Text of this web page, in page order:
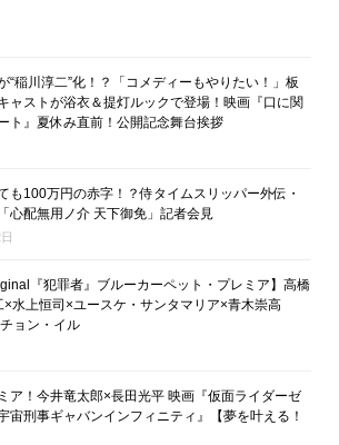
“稲川淳二”化！？「コメディーもやりたい！」板
ャストが浴衣＆提灯ルックで登場！映画『口に関
ト』夏休み直前！公開記念舞台挨拶
も100万円の赤字！？侍タイムスリッパー外伝・
心配無用ノ介 天下御免」記者会見
『犯罪者』ブルーカーペット・プレミア】高橋
×水上恒司×ユースケ・サンタマリア×青木崇高
ョン・イル
ア！今井竜太郎×長田光平 映画『仮面ライダーゼ
宙刑事ギャバンインフィニティ』【夢を叶える！